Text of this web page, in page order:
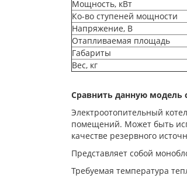
Мощность, кВт
Ко-во ступеней мощности
Напряжение, В
Отапливаемая площадь
Габариты
Вес, кг
Сравнить данную модель
Электроотопительный
помещений. Может быть
качестве резервного
Представляет собой
Требуемая температура